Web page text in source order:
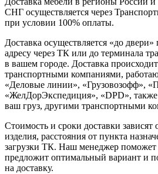
СНГ осуществляется через
при условии 100% оплаты.
Доставка осуществляется «до
адресу через ТК или до терминала
в вашем городе. Доставка
транспортными компаниями,
«Деловые линии», «Грузовозофф»,
«ЖелДорЭкспедиция», «DPD»,
ваш груз, другими транспортными
Стоимость и сроки доставки зависят
изделия, расстояния от пункта
загрузки ТК. Наш менеджер поможет
предложит оптимальный вариант и
на доставку.